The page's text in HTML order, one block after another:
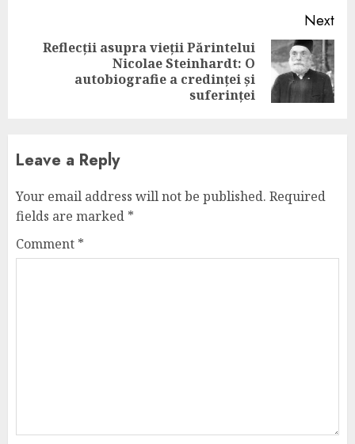
Next
Reflecții asupra vieții Părintelui
Nicolae Steinhardt: O
autobiografie a credinței și
suferinței
Leave a Reply
Your email address will not be published. Required
fields are marked *
Comment *